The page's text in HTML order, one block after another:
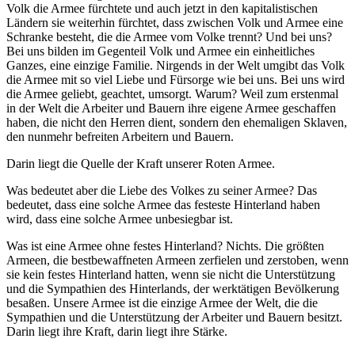
Volk die Armee fürchtete und auch jetzt in den kapitalistischen
Ländern sie weiterhin fürchtet, dass zwischen Volk und Armee eine
Schranke besteht, die die Armee vom Volke trennt? Und bei uns?
Bei uns bilden im Gegenteil Volk und Armee ein einheitliches
Ganzes, eine einzige Familie. Nirgends in der Welt umgibt das Volk
die Armee mit so viel Liebe und Fürsorge wie bei uns. Bei uns wird
die Armee geliebt, geachtet, umsorgt. Warum? Weil zum erstenmal
in der Welt die Arbeiter und Bauern ihre eigene Armee geschaffen
haben, die nicht den Herren dient, sondern den ehemaligen Sklaven,
den nunmehr befreiten Arbeitern und Bauern.
Darin liegt die Quelle der Kraft unserer Roten Armee.
Was bedeutet aber die Liebe des Volkes zu seiner Armee? Das
bedeutet, dass eine solche Armee das festeste Hinterland haben
wird, dass eine solche Armee unbesiegbar ist.
Was ist eine Armee ohne festes Hinterland? Nichts. Die größten
Armeen, die bestbewaffneten Armeen zerfielen und zerstoben, wenn
sie kein festes Hinterland hatten, wenn sie nicht die Unterstützung
und die Sympathien des Hinterlands, der werktätigen Bevölkerung
besaßen. Unsere Armee ist die einzige Armee der Welt, die die
Sympathien und die Unterstützung der Arbeiter und Bauern besitzt.
Darin liegt ihre Kraft, darin liegt ihre Stärke.